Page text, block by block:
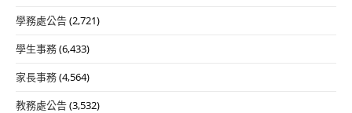
學務處公告(2,721)
學生事務(6,433)
家長事務(4,564)
教務處公告(3,532)